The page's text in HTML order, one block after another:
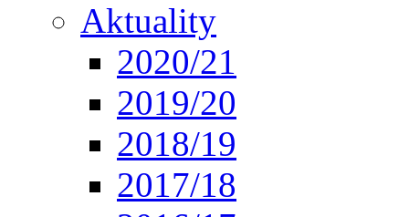
Aktuality
2020/21
2019/20
2018/19
2017/18